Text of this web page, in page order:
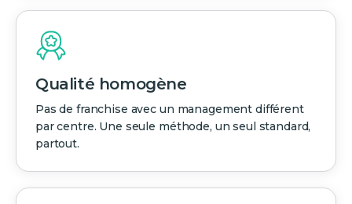
Qualité homogène
Pas de franchise avec un management différent
par centre. Une seule méthode, un seul standard,
partout.